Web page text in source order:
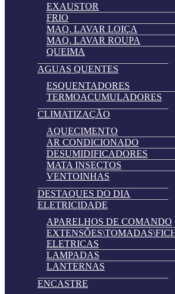
EXAUSTOR
FRIO
MAQ. LAVAR LOIÇA
MAQ. LAVAR ROUPA
QUEIMA
AGUAS QUENTES
ESQUENTADORES
TERMOACUMULADORES
CLIMATIZAÇÃO
AQUECIMENTO
AR CONDICIONADO
DESUMIDIFICADORES
MATA INSECTOS
VENTOINHAS
DESTAQUES DO DIA
ELETRICIDADE
APARELHOS DE COMANDO
ELETRICAS
LAMPADAS
LANTERNAS
ENCASTRE